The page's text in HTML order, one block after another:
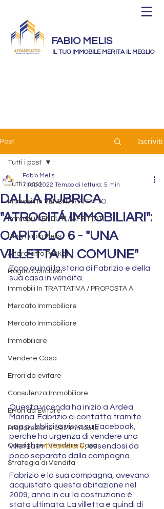
FABIO MELIS
IL TUO IMMOBILE MERITA IL MEGLIO
Post Iscriviti
Tutti i post
Immobili In VENDITA / AFFITTO
Immobili VENDUTI / AFFITTATI
Blog Fabio Melis
Affarefatto Pocket
Rogito Concluso
Immobili In TRATTATIVA / PROPOSTA A
Mercato Immobiliare
Mercato Immobiliare
Immobiliare
Vendere Casa
Errori da evitare
Consulenza Immobiliare
Errori da Evitare
Preparazione dell’Immobile
Consigli per Vendere Casa
Strategia di Vendita
Tutti i post
DALLA RUBRICA
"ATROCITÁ IMMOBILIARI":
CAPITOLO 6 - "UNA
VILLETTA IN COMUNE"
Fabio Melis
7 feb 2022 Tempo di lettura: 5 min
Ecco quindi la storia di Fabrizio e della
sua casa in vendita.
Questa vicenda ha inizio a Ardea
Marina. Fabrizio ci contatta tramite
una pubblicità vista su Facebook,
perché ha urgenza di vendere una
villetta in trifamiliare, essendosi da
poco separato dalla compagna.
Fabrizio e la sua compagna, avevano
acquistato questa abitazione nel
2009, anno in cui la costruzione è
stata ultimata. La villetta è quindi di